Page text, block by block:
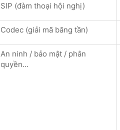
SIP (đàm thoại hội nghị)
Codec (giải mã băng tần)
An ninh / bảo mật / phân
quyền...